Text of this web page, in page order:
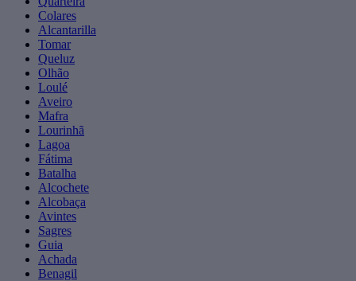
Colares
Alcantarilla
Tomar
Queluz
Olhão
Loulé
Aveiro
Mafra
Lourinhã
Lagoa
Fátima
Batalha
Alcochete
Alcobaça
Avintes
Sagres
Guia
Achada
Benagil